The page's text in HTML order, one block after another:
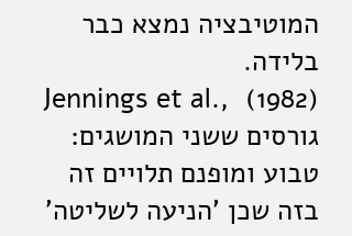
המוטיבציה נמצא כבר
בלידה.
(1982) ,.Jennings et al
גורסים ששני המושגים:
טבוע ומופנם תלויים זה
בזה שכן 'הניעה לשליטה'